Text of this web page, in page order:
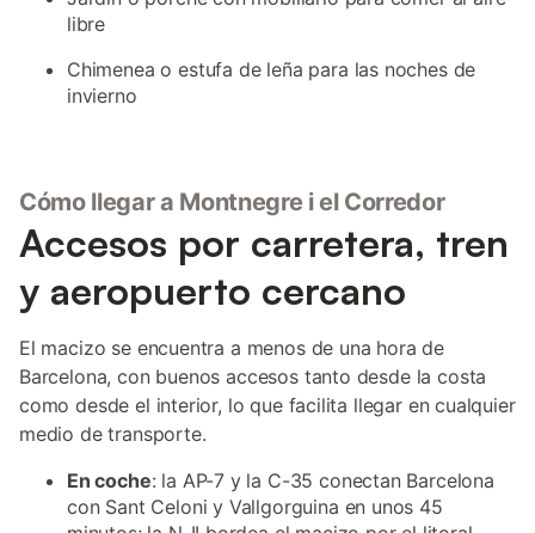
libre
Chimenea o estufa de leña para las noches de
invierno
Cómo llegar a Montnegre i el Corredor
Accesos por carretera, tren
y aeropuerto cercano
El macizo se encuentra a menos de una hora de
Barcelona, con buenos accesos tanto desde la costa
como desde el interior, lo que facilita llegar en cualquier
medio de transporte.
En coche: la AP-7 y la C-35 conectan Barcelona
con Sant Celoni y Vallgorguina en unos 45